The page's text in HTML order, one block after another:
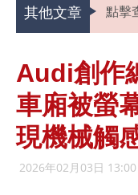
其他文章 點擊
Audi創作
車廂被螢
現機械觸
2026年02月03日 13:00